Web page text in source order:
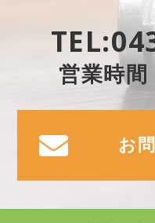
TEL:
営業時
お